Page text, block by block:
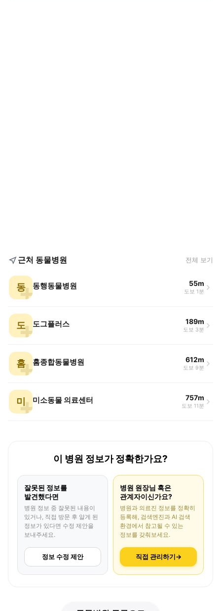
근처 동물병원 전체 보기
동 동행동물병원 55m
도보 1분
도 도그플러스 189m
도보 3분
홈 홈종합동물병원 612m
도보 9분
미 미소동물 의료센터 757m
도보 11분
이 병원 정보가 정확한가요?
잘못된 정보를
발견했다면
병원 정보 중 잘못된 내용이
있거나, 직접 방문 후 알게 된
정보가 있다면 수정 제안을
보내주세요.
정보 수정 제안
병원 원장님 혹은
관계자이신가요?
병원과 의료진 정보를 정확히
등록해, 검색엔진과 AI 검색
환경에서 참고될 수 있는
정보를 갖춰보세요.
직접 관리하기→